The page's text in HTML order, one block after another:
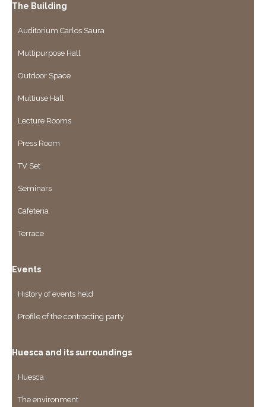
The Building
Auditorium Carlos Saura
Multipurpose Hall
Outdoor Space
Multiuse Hall
Lecture Rooms
Press Room
TV Set
Seminars
Cafeteria
Terrace
Events
History of events held
Profile of the contracting party
Huesca and its surroundings
Huesca
The environment